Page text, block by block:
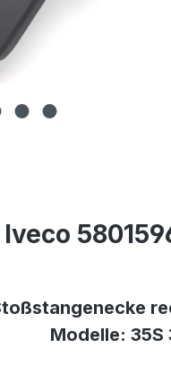
Modelle: 35S